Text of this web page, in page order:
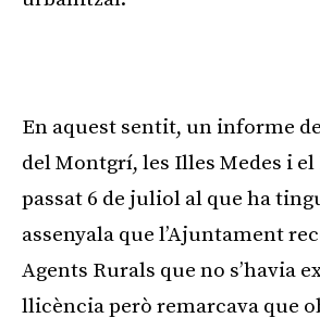
En aquest sentit, un informe
del Montgrí, les Illes Medes i el
passat 6 de juliol al que ha
assenyala que l’Ajuntament
Agents Rurals que no s’havia
llicència però remarcava que